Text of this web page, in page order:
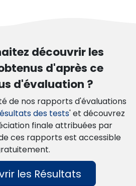
découvrir les
d'après ce
d'évaluation ?
de nos rapports d'évaluations
des tests' et découvrez
finale attribuées par
ces rapports est accessible
les Résultats